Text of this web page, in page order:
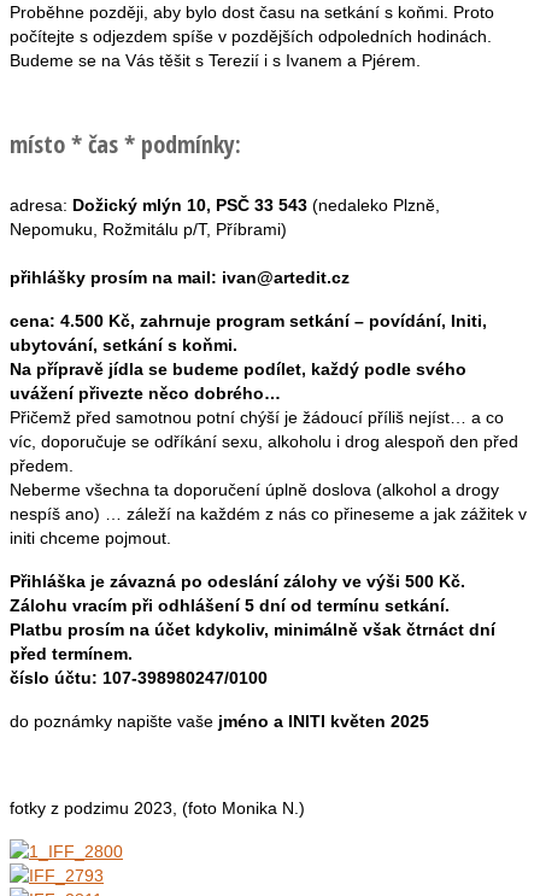
Proběhne později, aby bylo dost času na setkání s koňmi. Proto
počítejte s odjezdem spíše v pozdějších odpoledních hodinách.
Budeme se na Vás těšit s Terezií i s Ivanem a Pjérem.
místo * čas * podmínky:
adresa: Dožický mlýn 10, PSČ 33 543 (nedaleko Plzně,
Nepomuku, Rožmitálu p/T, Příbrami)
přihlášky prosím na mail: ivan@artedit.cz
cena: 4.500 Kč, zahrnuje program setkání – povídání, Initi,
ubytování, setkání s koňmi.
Na přípravě jídla se budeme podílet, každý podle svého
uvážení přivezte něco dobrého…
Přičemž před samotnou potní chýší je žádoucí příliš nejíst… a co
víc, doporučuje se odříkání sexu, alkoholu i drog alespoň den před
předem.
Neberme všechna ta doporučení úplně doslova (alkohol a drogy
nespíš ano) … záleží na každém z nás co přineseme a jak zážitek v
initi chceme pojmout.
Přihláška je závazná po odeslání zálohy ve výši 500 Kč.
Zálohu vracím při odhlášení 5 dní od termínu setkání.
Platbu prosím na účet kdykoliv, minimálně však čtrnáct dní
před termínem.
číslo účtu: 107-398980247/0100
do poznámky napište vaše jméno a INITI květen 2025
fotky z podzimu 2023, (foto Monika N.)